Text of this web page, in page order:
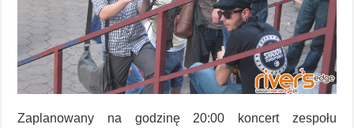
Zaplanowany na godzinę 20:00 koncert zespołu